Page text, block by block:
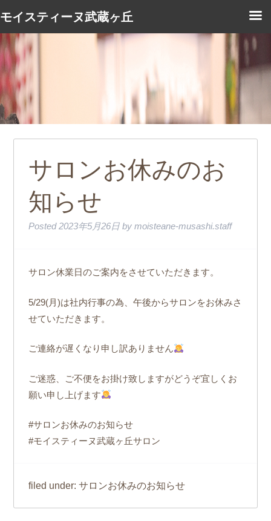
サロンお休みのお
知らせ
Posted2023年5月26日 by moisteane-musashi.staff
サロン休業日のご案内をさせていただきます。
5/29(月)は社内行事の為、午後からサロンをお休みさ
せていただきます。
ご連絡が遅くなり申し訳ありません
ご迷惑、ご不便をお掛け致しますがどうぞ宜しくお
願い申し上げます
#サロンお休みのお知らせ
#モイスティーヌ武蔵ヶ丘サロン
filed under:サロンお休みのお知らせ
モイスティーヌ武蔵ヶ丘